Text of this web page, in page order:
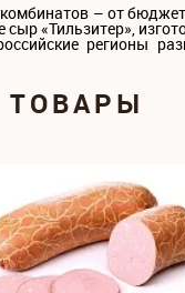
– от
«Тильзитер»,
регионы